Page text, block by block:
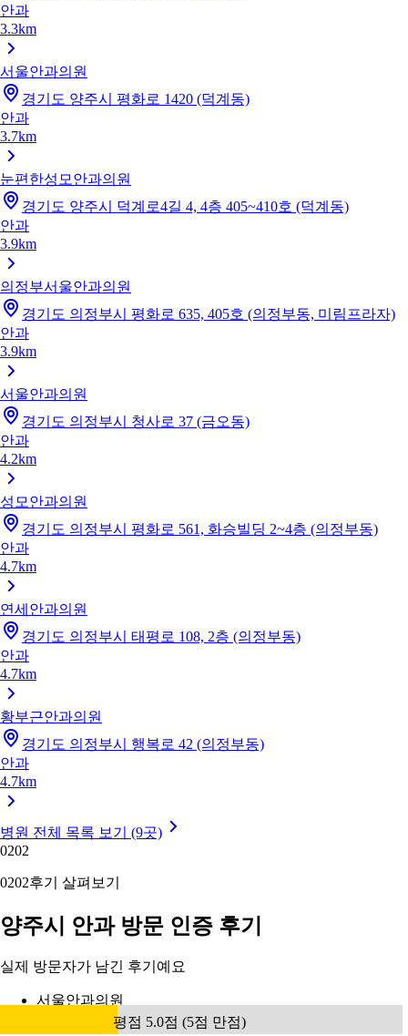
안과
3.3km
서울안과의원
경기도 양주시 평화로 1420 (덕계동)
안과
3.7km
눈편한성모안과의원
경기도 양주시 덕계로4길 4, 4층 405~410호 (덕계동)
안과
3.9km
의정부서울안과의원
경기도 의정부시 평화로 635, 405호 (의정부동, 미림프라자)
안과
3.9km
서울안과의원
경기도 의정부시 청사로 37 (금오동)
안과
4.2km
성모안과의원
경기도 의정부시 평화로 561, 화승빌딩 2~4층 (의정부동)
안과
4.7km
연세안과의원
경기도 의정부시 태평로 108, 2층 (의정부동)
안과
4.7km
황부근안과의원
경기도 의정부시 행복로 42 (의정부동)
안과
4.7km
병원 전체 목록 보기 (9곳)
0202
0202후기 살펴보기
양주시 안과 방문 인증 후기
실제 방문자가 남긴 후기예요
서울안과의원
평점 5.0점 (5점 만점)